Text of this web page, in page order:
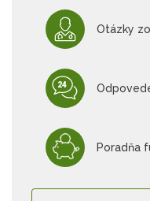
Otázky
Poradňa